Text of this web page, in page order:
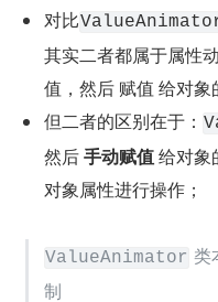
对比
其实二者都属于属性
值，然后 赋值 给对象
但二者的区别在于：
然后 手动赋值 给对象
对象属性进行操作；
ValueAnimator 类
制